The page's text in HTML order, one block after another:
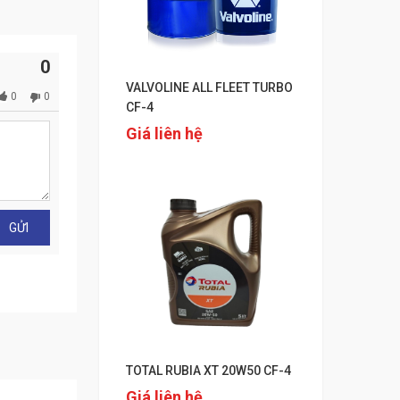
0
0
0
VALVOLINE ALL FLEET TURBO
CF-4
Giá liên hệ
TOTAL RUBIA XT 20W50 CF-4